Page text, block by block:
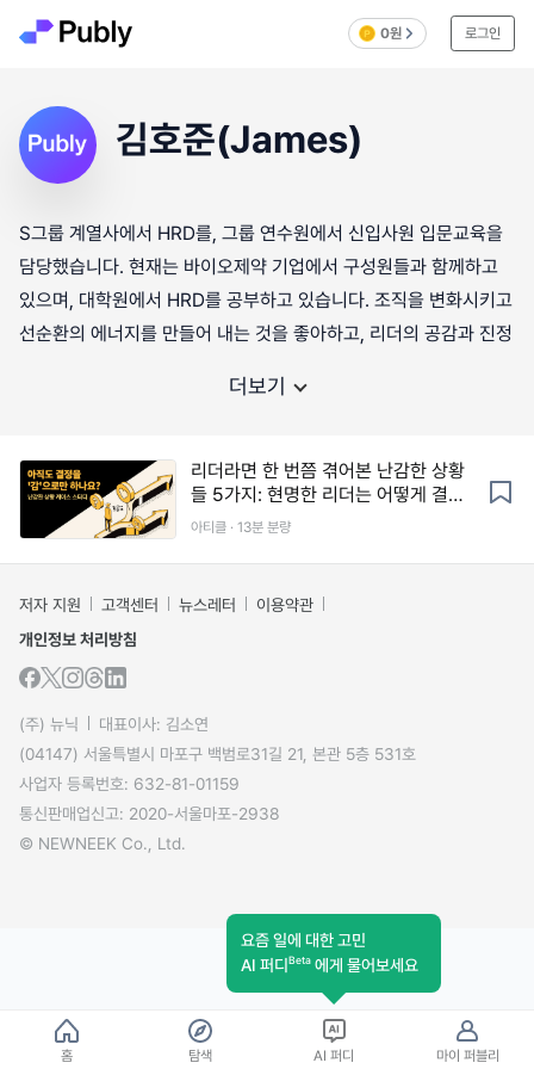
0원 로그인
김호준(James)
S그룹 계열사에서 HRD를, 그룹 연수원에서 신입사원 입문교육을
담당했습니다. 현재는 바이오제약 기업에서 구성원들과 함께하고
있으며, 대학원에서 HRD를 공부하고 있습니다. 조직을 변화시키고
선순환의 에너지를 만들어 내는 것을 좋아하고, 리더의 공감과 진정
더보기
리더라면 한 번쯤 겪어본 난감한 상황
들 5가지: 현명한 리더는 어떻게 결정
할까?
아티클 · 13분 분량
저자 지원 고객센터 뉴스레터
이용약관
개인정보 처리방침
(주) 뉴닉
대표이사: 김소연
(04147) 서울특별시 마포구 백범로31길 21, 본관 5층 531호
사업자 등록번호: 632-81-01159
통신판매업신고: 2020-서울마포-2938
© NEWNEEK Co., Ltd.
홈 탐색
요즘 일에 대한 고민
AI 퍼디Beta 에게 물어보세요
AI 퍼디 마이 퍼블리